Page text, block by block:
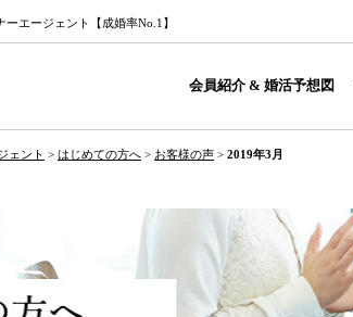
エージェント【成婚率No.1】
会員紹介 & 婚活予想図
ェント > はじめての方へ > お客様の声 > 2019年3月